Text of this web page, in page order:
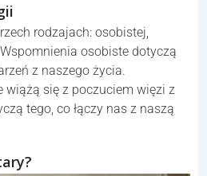
rodzajach: osobistej,
osobiste dotyczą
z naszego życia.
wiążą się z poczuciem więzi z
tego, co łączy nas z naszą